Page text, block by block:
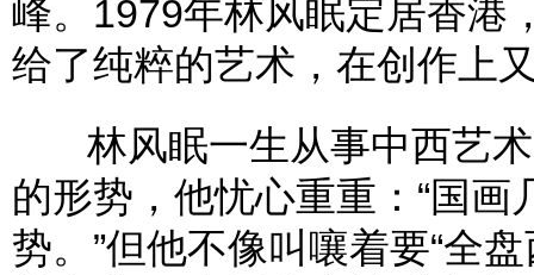
峰。1979年林风眠定居香港
给了纯粹的艺术，在创作上
林风眠一生从事中西艺术
的形势，他忧心重重：“国
势。”但他不像叫嚷着要“全